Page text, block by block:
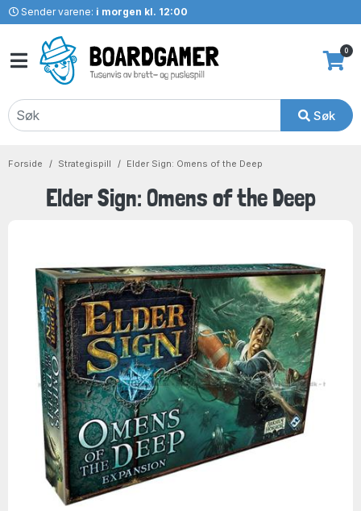
Sender varene: i morgen kl. 12:00
Søk
0
Forside Strategispill Elder Sign: Omens of the Deep
Elder Sign: Omens of the Deep